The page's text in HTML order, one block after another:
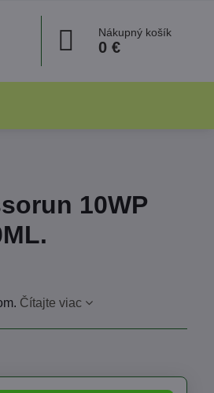
Nákupný košík
0 €
10WP
Čítajte viac